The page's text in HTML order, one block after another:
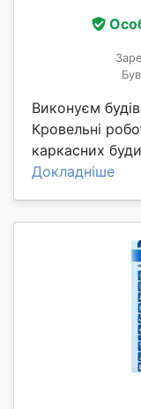
Виконуєм
Кровельні
каркасних
Докладніше